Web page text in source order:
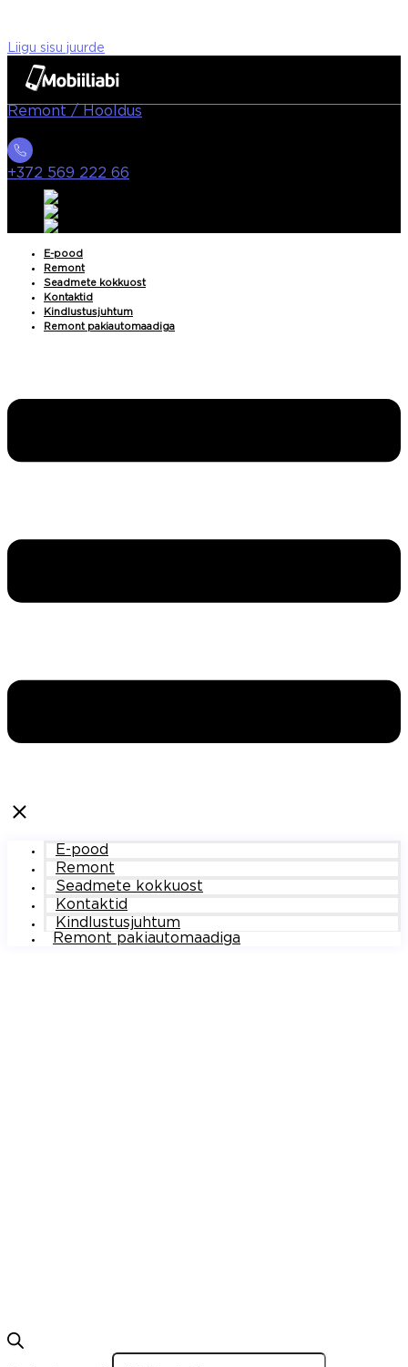
Liigu sisu juurde
Remont / Hooldus
+372 569 222 66
E-pood
Remont
Seadmete kokkuost
Kontaktid
Kindlustusjuhtum
Remont pakiautomaadiga
E-pood
Remont
Seadmete kokkuost
Kontaktid
Kindlustusjuhtum
Remont pakiautomaadiga